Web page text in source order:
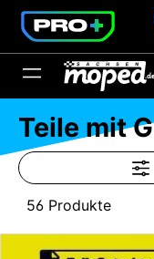
springen
Teile mit
56 Produkte